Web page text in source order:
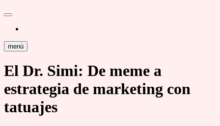
menú
El Dr. Simi: De meme a
estrategia de marketing con
tatuajes